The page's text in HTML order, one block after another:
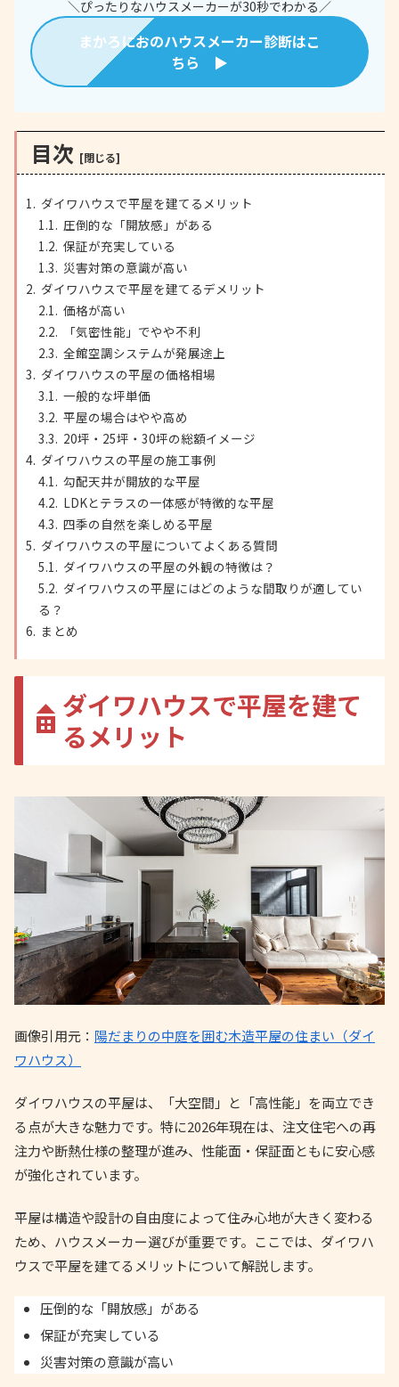
＼ぴったりなハウスメーカーが30秒でわかる／
まかろにおのハウスメーカー診断はこ
ちら ▶
目次
ダイワハウスで平屋を建てるメリット
圧倒的な「開放感」がある
保証が充実している
災害対策の意識が高い
ダイワハウスで平屋を建てるデメリット
価格が高い
「気密性能」でやや不利
全館空調システムが発展途上
ダイワハウスの平屋の価格相場
一般的な坪単価
平屋の場合はやや高め
20坪・25坪・30坪の総額イメージ
ダイワハウスの平屋の施工事例
勾配天井が開放的な平屋
LDKとテラスの一体感が特徴的な平屋
四季の自然を楽しめる平屋
ダイワハウスの平屋についてよくある質問
ダイワハウスの平屋の外観の特徴は？
ダイワハウスの平屋にはどのような間取りが適してい
る？
まとめ
ダイワハウスで平屋を建て
るメリット
画像引用元： 陽だまりの中庭を囲む木造平屋の住まい（ダイ
ワハウス）
ダイワハウスの平屋は、「大空間」と「高性能」を両立でき
る点が大きな魅力です。特に2026年現在は、注文住宅への再
注力や断熱仕様の整理が進み、性能面・保証面ともに安心感
が強化されています。
平屋は構造や設計の自由度によって住み心地が大きく変わる
ため、ハウスメーカー選びが重要です。ここでは、ダイワハ
ウスで平屋を建てるメリットについて解説します。
圧倒的な「開放感」がある
保証が充実している
災害対策の意識が高い